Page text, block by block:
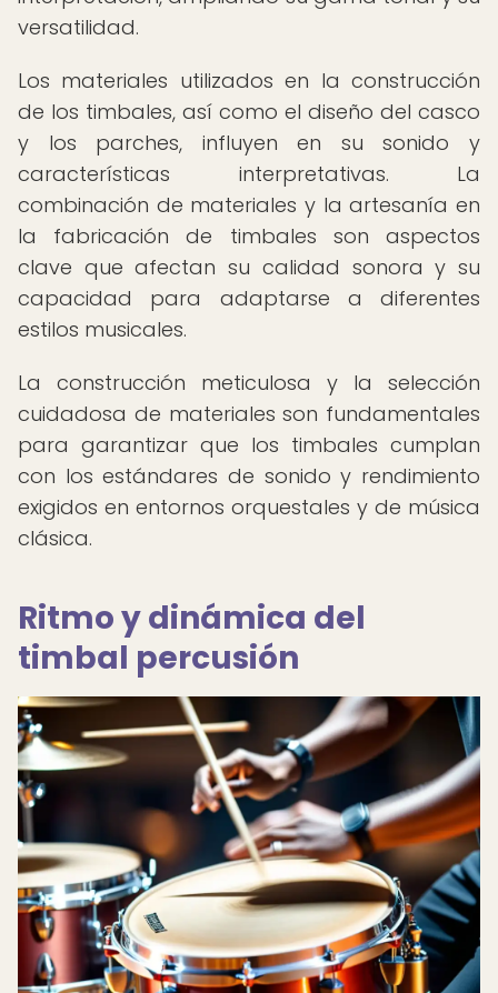
versatilidad.
Los materiales utilizados en la construcción
de los timbales, así como el diseño del casco
y los parches, influyen en su sonido y
características interpretativas. La
combinación de materiales y la artesanía en
la fabricación de timbales son aspectos
clave que afectan su calidad sonora y su
capacidad para adaptarse a diferentes
estilos musicales.
La construcción meticulosa y la selección
cuidadosa de materiales son fundamentales
para garantizar que los timbales cumplan
con los estándares de sonido y rendimiento
exigidos en entornos orquestales y de música
clásica.
Ritmo y dinámica del
timbal percusión